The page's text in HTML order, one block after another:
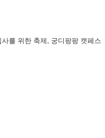
사를 위한 축제, 궁디팡팡 캣페스